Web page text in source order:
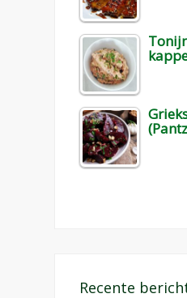
Recente